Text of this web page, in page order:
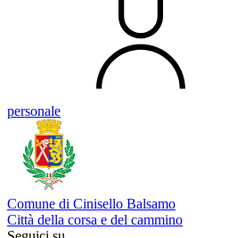
personale
Comune di Cinisello Balsamo
Città della corsa e del cammino